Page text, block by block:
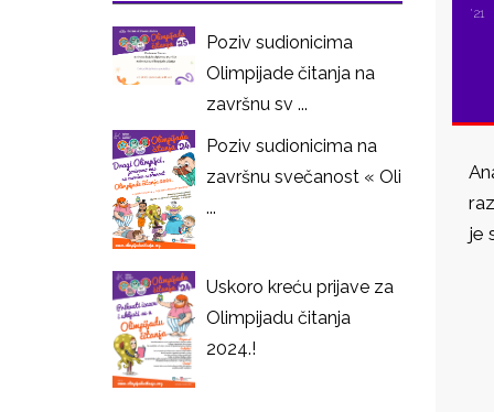
'21
je
Poziv sudionicima
Olimpijade čitanja na
završnu sv ...
Poziv sudionicima na
završnu svečanost « Oli
...
Uskoro kreću prijave za
Olimpijadu čitanja
2024.!